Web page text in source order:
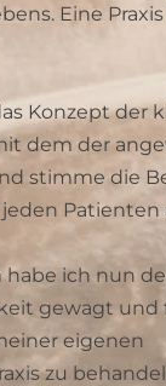
Eine
Konzept der
dem der
stimme die
Patienten
habe ich nun
gewagt und
eigenen
zu